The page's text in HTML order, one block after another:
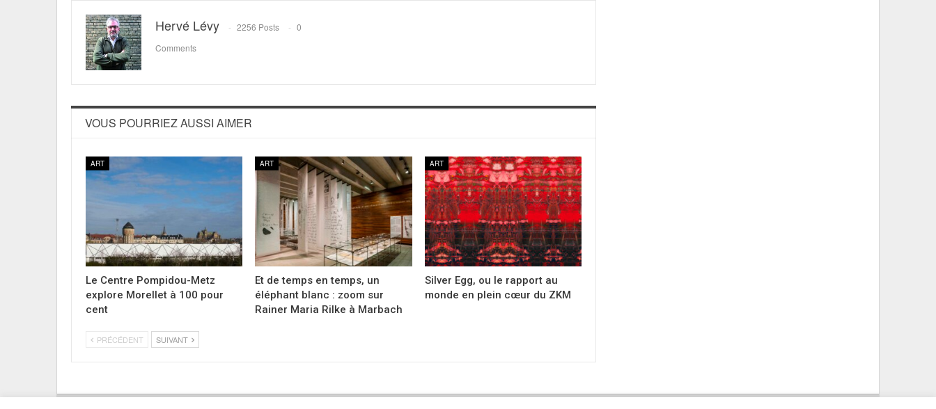
Hervé Lévy 2256 Posts
0
Comments
VOUS POURRIEZ AUSSI AIMER
ART
Le Centre Pompidou-Metz
explore Morellet à 100 pour
cent
ART
Et de temps en temps, un
éléphant blanc : zoom sur
Rainer Maria Rilke à Marbach
ART
Silver Egg, ou le rapport au
monde en plein cœur du ZKM
PRÉCÉDENT SUIVANT